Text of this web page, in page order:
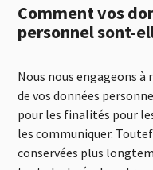
Comment vos
personnel sont-
Nous nous engageons
de vos données
pour les finalités pour
les communiquer.
conservées plus